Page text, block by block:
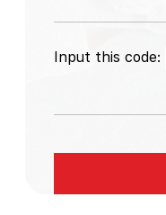
Input this code: